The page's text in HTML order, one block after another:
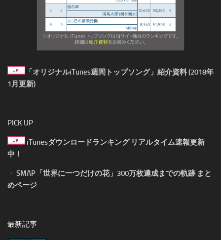
「オリジナルiTunes週間トップソング」紹介資料 (2018年
1月更新)
PICK UP
iTunesダウンロードランキング リアルタイム速報更新
中！
・ SMAP「世界に一つだけの花」300万枚達成までの軌跡 まと
めページ
最新記事